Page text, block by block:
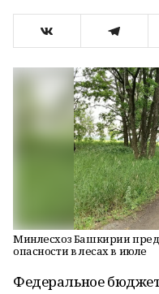
Минлесхоз Башкирии
опасности в лесах в июле
Федеральное